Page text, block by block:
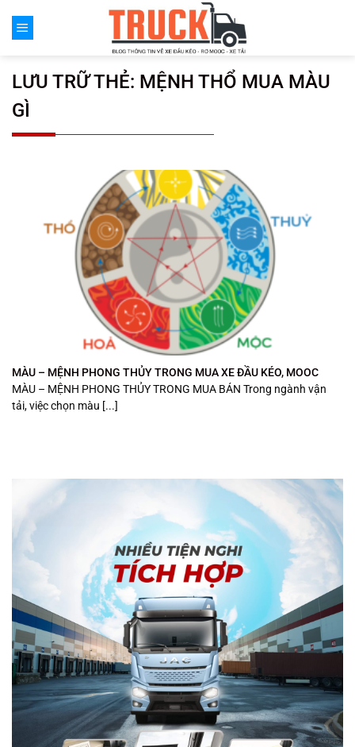
đến
LƯU TRỮ THẺ: MỆNH THỔ MUA MÀU
GÌ
MÀU – MỆNH PHONG THỦY TRONG MUA XE ĐẦU KÉO, MOOC
MÀU – MỆNH PHONG THỦY TRONG MUA BÁN Trong ngành vận
tải, việc chọn màu [...]